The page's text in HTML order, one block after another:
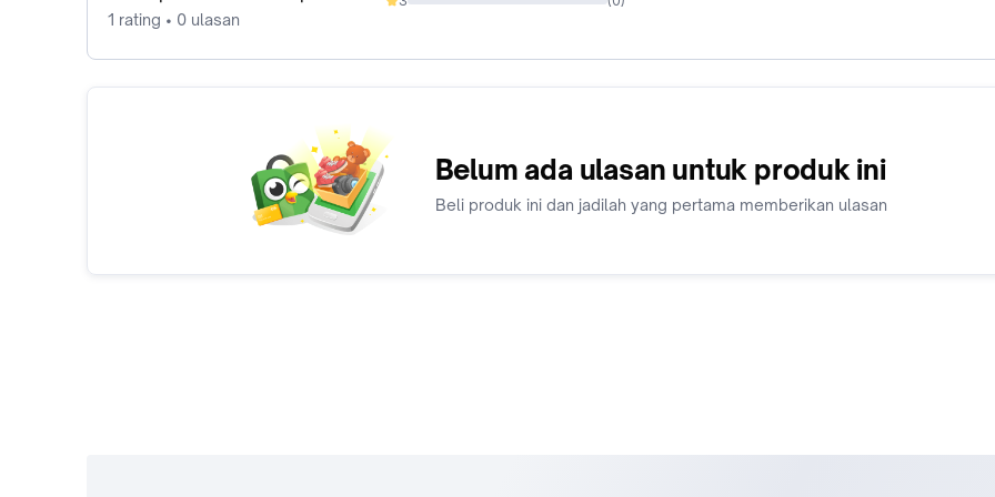
1 rating • 0 ulasan
0%
Belum ada ulasan untuk produk ini
Beli produk ini dan jadilah yang pertama memberikan ulasan